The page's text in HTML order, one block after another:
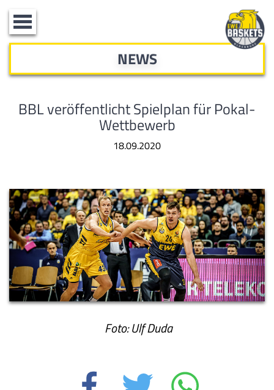
Toggle
navigation
NEWS
BBL veröffentlicht Spielplan für Pokal-
Wettbewerb
18.09.2020
Foto: Ulf Duda